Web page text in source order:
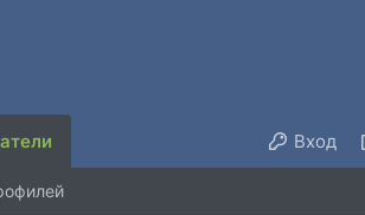
Вход